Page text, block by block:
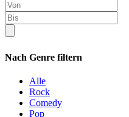
Nach Genre filtern
Alle
Rock
Comedy
Pop